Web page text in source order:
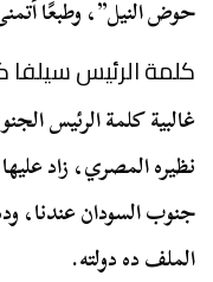
حوض النيل”، وطبعًا
كلمة الرئيس سيلفا
غالبية كلمة الرئيس
نظيره المصري، زاد
جنوب السودان عندنا،
الملف ده دولته.